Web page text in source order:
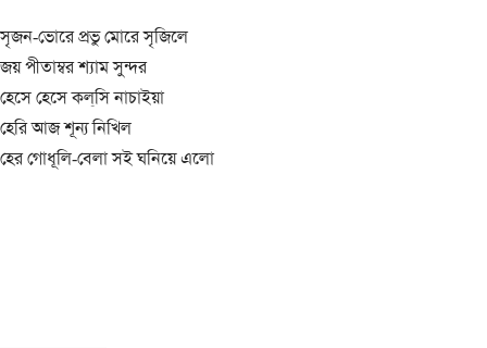
সৃজন-ভোরে প্রভু মোরে সৃজিলে
জয় পীতাম্বর শ্যাম সুন্দর
হেসে হেসে কল্‌সি নাচাইয়া
হেরি আজ শূন্য নিখিল
হের গোধূলি-বেলা সই ঘনিয়ে এলো